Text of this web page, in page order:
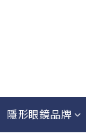
隱形眼鏡品牌